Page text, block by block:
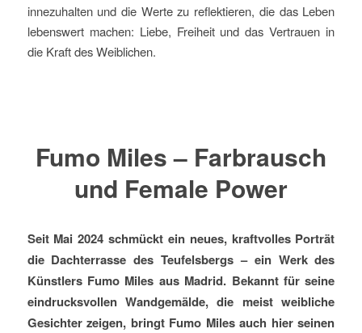
innezuhalten und die Werte zu reflektieren, die das Leben
lebenswert machen: Liebe, Freiheit und das Vertrauen in
die Kraft des Weiblichen.
Fumo Miles – Farbrausch
und Female Power
Seit Mai 2024 schmückt ein neues, kraftvolles Porträt
die Dachterrasse des Teufelsbergs – ein Werk des
Künstlers Fumo Miles aus Madrid. Bekannt für seine
eindrucksvollen Wandgemälde, die meist weibliche
Gesichter zeigen, bringt Fumo Miles auch hier seinen